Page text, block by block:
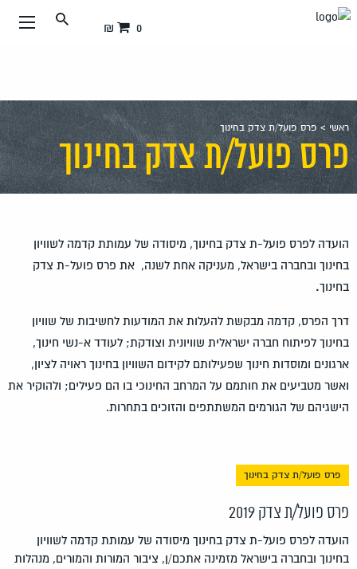
עבור
0 ₪
ראשי >פרס פועל/ת צדק בחינוך
פרס פועל/ת צדק בחינוך
הועדה לפרס פועל-ת צדק בחינוך, מיסודה של עמותת קדמה לשוויון
בחינוך ובחברה בישראל, מעניקה אחת לשנה, את פרס פועל-ת צדק
בחינוך.
דרך הפרס, קדמה מבקשת להעלות את המודעות לחשיבות של שוויון
בחינוך לפיתוח חברה ישראלית שוויונית וצודקת; לעודד א-נשי חינוך,
ארגונים ומוסדות חינוך שפעילותם לקידום השוויון בחינוך ראויה לציון,
ואשר מטביעים את חותמם על המרחב החינוכי בו הם פעילים; ולהוקיר את
הישגיהם של הגורמים המשתתפים והזוכים בתחרות.
פרס פועל/ת צדק בחינוך
פרס פועל/ת צדק 2019
הועדה לפרס פועל-ת צדק בחינוך מיסודה של עמותת קדמה לשוויון
בחינוך ובחברה בישראל מזמינה אתכם/ן, ציבור המורות והמורים, מנהלות